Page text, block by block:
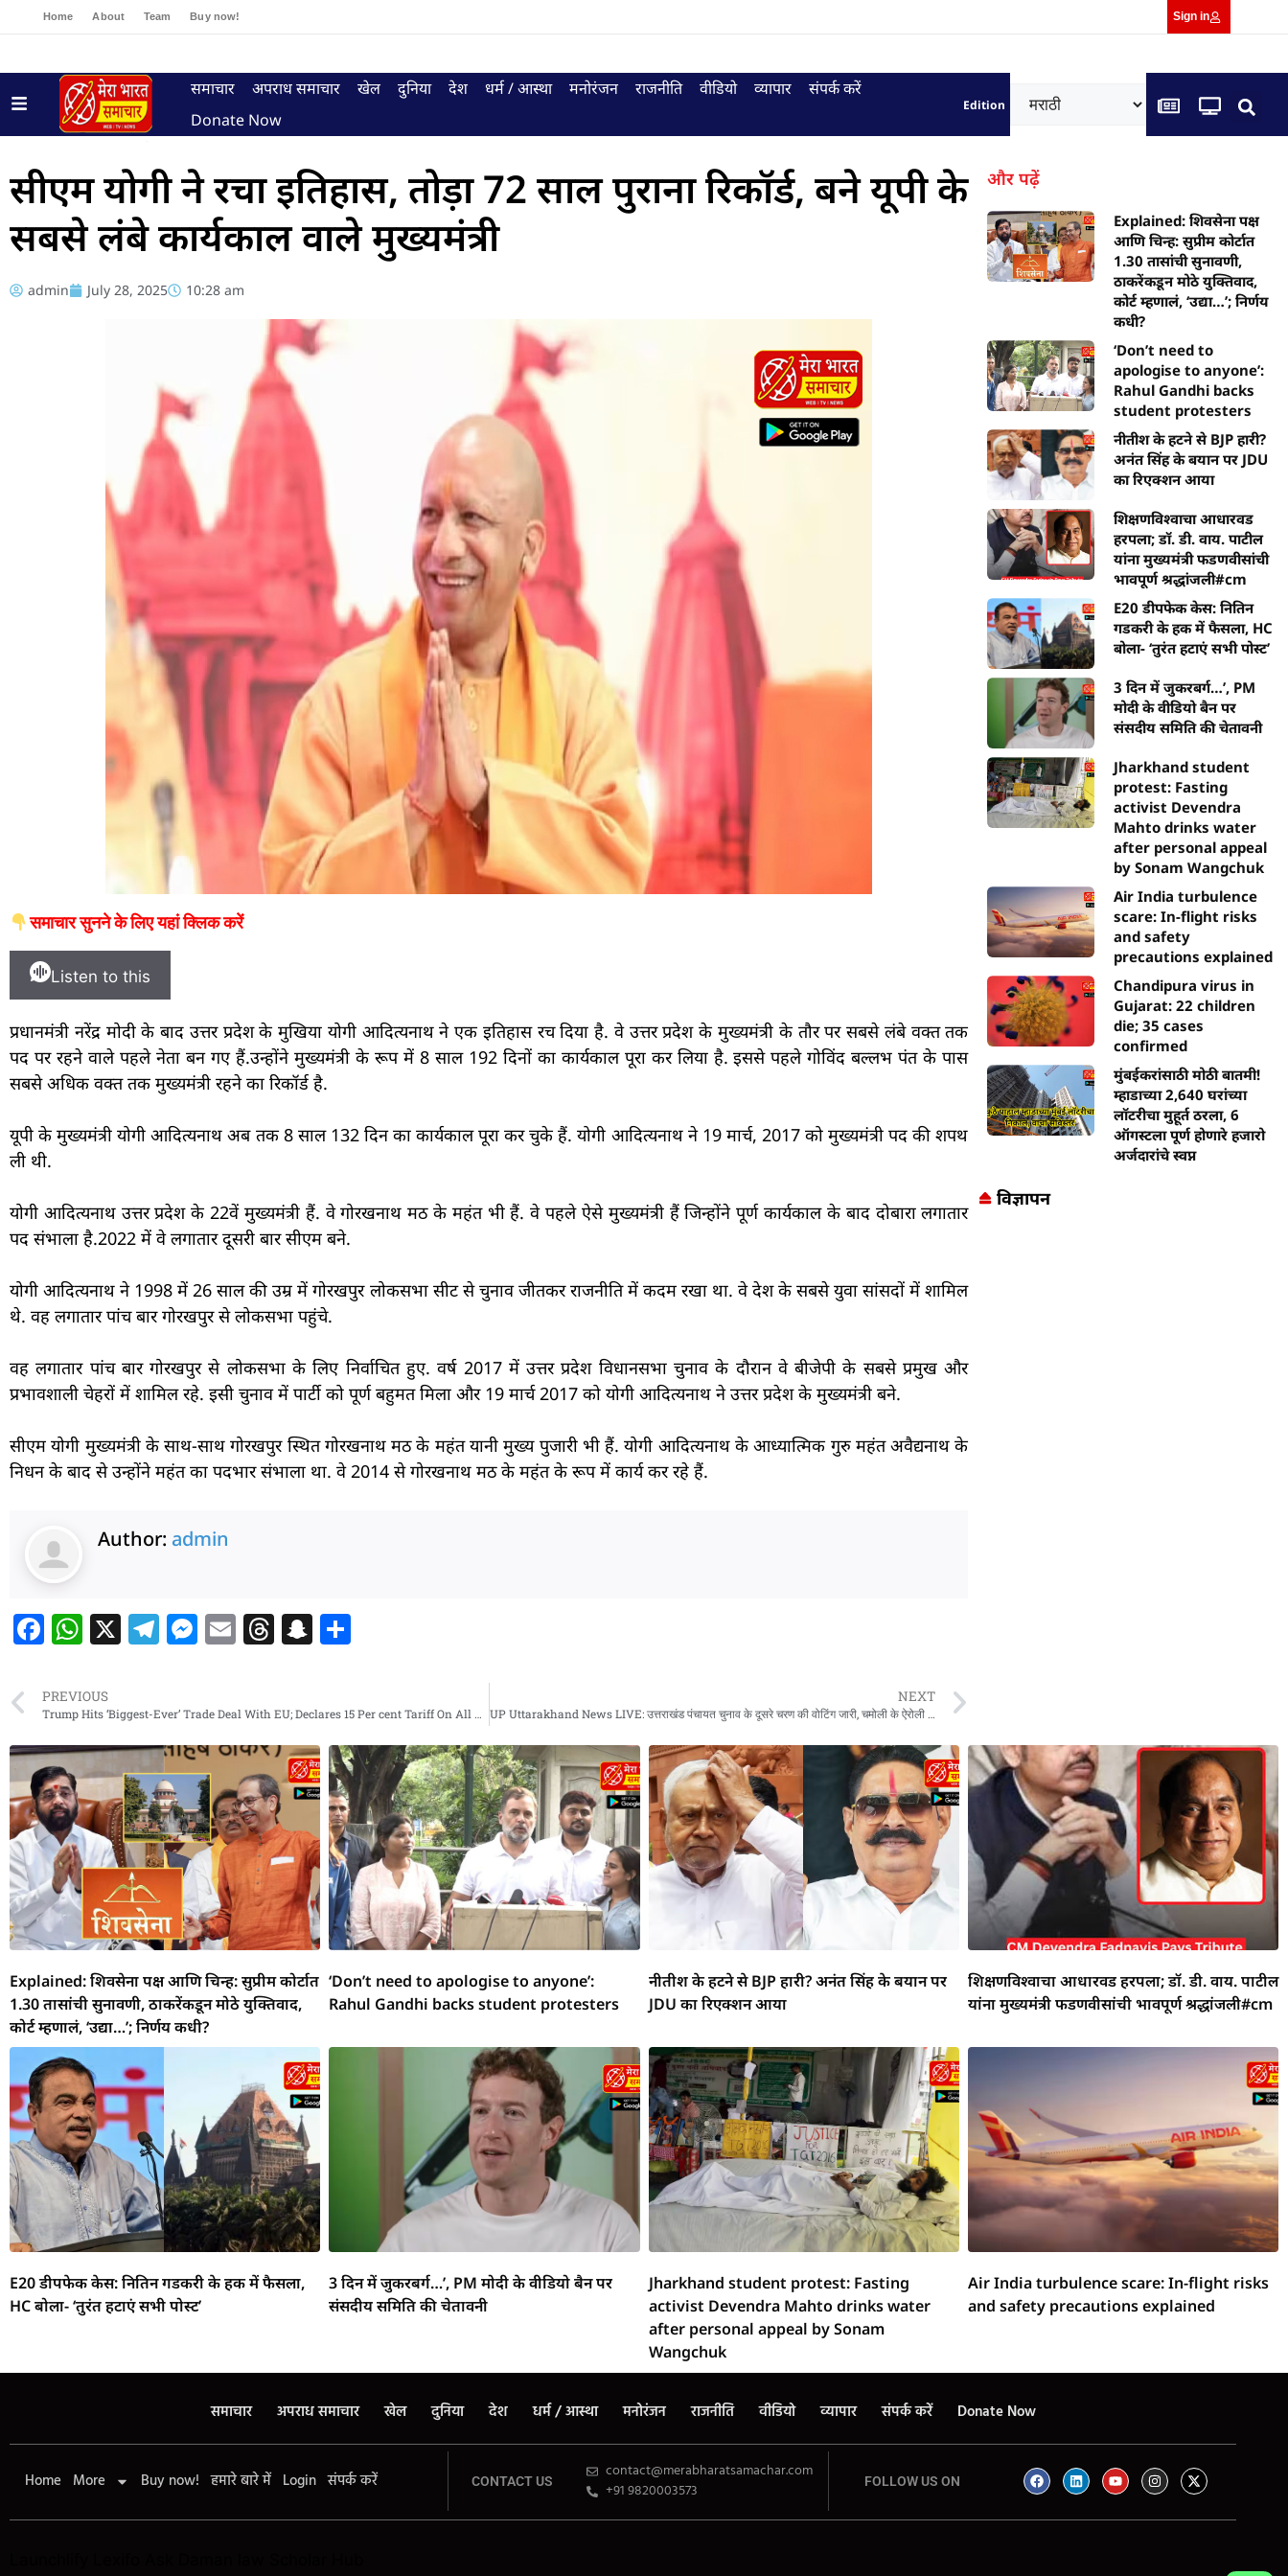
Home About Team Buy now! Sign in
समाचार अपराध समाचार खेल दुनिया देश धर्म / आस्था मनोरंजन राजनीति वीडियो व्यापार
संपर्क करें
Donate Now
Edition
सीएम योगी ने रचा इतिहास, तोड़ा 72 साल पुराना रिकॉर्ड, बने यूपी के
सबसे लंबे कार्यकाल वाले मुख्यमंत्री
admin July 28, 2025 10:28 am
समाचार सुनने के लिए यहां क्लिक करें
Listen to this
प्रधानमंत्री नरेंद्र मोदी के बाद उत्तर प्रदेश के मुखिया योगी आदित्यनाथ ने एक इतिहास रच दिया है. वे उत्तर प्रदेश के मुख्यमंत्री के तौर पर सबसे लंबे वक्त तक
पद पर रहने वाले पहले नेता बन गए हैं.उन्होंने मुख्यमंत्री के रूप में 8 साल 192 दिनों का कार्यकाल पूरा कर लिया है. इससे पहले गोविंद बल्लभ पंत के पास
सबसे अधिक वक्त तक मुख्यमंत्री रहने का रिकॉर्ड है.
यूपी के मुख्‍यमंत्री योगी आदित्‍यनाथ अब तक 8 साल 132 दिन का कार्यकाल पूरा कर चुके हैं. योगी आदित्यनाथ ने 19 मार्च, 2017 को मुख्यमंत्री पद की शपथ
ली थी.
योगी आदित्यनाथ उत्तर प्रदेश के 22वें मुख्यमंत्री हैं. वे गोरखनाथ मठ के महंत भी हैं. वे पहले ऐसे मुख्यमंत्री हैं जिन्होंने पूर्ण कार्यकाल के बाद दोबारा लगातार
पद संभाला है.2022 में वे लगातार दूसरी बार सीएम बने.
योगी आदित्यनाथ ने 1998 में 26 साल की उम्र में गोरखपुर लोकसभा सीट से चुनाव जीतकर राजनीति में कदम रखा था. वे देश के सबसे युवा सांसदों में शामिल
थे. वह लगातार पांच बार गोरखपुर से लोकसभा पहुंचे.
वह लगातार पांच बार गोरखपुर से लोकसभा के लिए निर्वाचित हुए. वर्ष 2017 में उत्तर प्रदेश विधानसभा चुनाव के दौरान वे बीजेपी के सबसे प्रमुख और
प्रभावशाली चेहरों में शामिल रहे. इसी चुनाव में पार्टी को पूर्ण बहुमत मिला और 19 मार्च 2017 को योगी आदित्यनाथ ने उत्तर प्रदेश के मुख्यमंत्री बने.
सीएम योगी मुख्यमंत्री के साथ-साथ गोरखपुर स्थित गोरखनाथ मठ के महंत यानी मुख्य पुजारी भी हैं. योगी आदित्यनाथ के आध्यात्मिक गुरु महंत अवैद्यनाथ के
निधन के बाद से उन्होंने महंत का पदभार संभाला था. वे 2014 से गोरखनाथ मठ के महंत के रूप में कार्य कर रहे हैं.
Author: admin
F
c
e
b
o
o
k
W
at
s
A
p
p
X T
g
ra
m
M
e
n
g
er
E
l
T
a
d
s
S
p
c
h
at
e
PREVIOUS
Trump Hits ‘Biggest-Ever’ Trade Deal With EU; Declares 15 Per cent Tariff On All Goods
NEXT
UP Uttarakhand News LIVE: उत्तराखंड पंचायत चुनाव के दूसरे चरण की वोटिंग जारी, चमोली के ऐरोली गाँव की 106 साल की दादी ने मतदान किया
और पढ़ें
Explained: शिवसेना पक्ष
आणि चिन्ह: सुप्रीम कोर्टात
1.30 तासांची सुनावणी,
ठाकरेंकडून मोठे युक्तिवाद,
कोर्ट म्हणालं, ‘उद्या…’; निर्णय
कधी?
‘Don’t need to
apologise to anyone’:
Rahul Gandhi backs
student protesters
नीतीश के हटने से BJP हारी?
अनंत सिंह के बयान पर JDU
का रिएक्शन आया
शिक्षणविश्वाचा आधारवड
हरपला; डॉ. डी. वाय. पाटील
यांना मुख्यमंत्री फडणवीसांची
भावपूर्ण श्रद्धांजली#cm
E20 डीपफेक केस: नितिन
गडकरी के हक में फैसला, HC
बोला- ‘तुरंत हटाएं सभी पोस्ट’
3 दिन में जुकरबर्ग…’, PM
मोदी के वीडियो बैन पर
संसदीय समिति की चेतावनी
Jharkhand student
protest: Fasting
activist Devendra
Mahto drinks water
after personal appeal
by Sonam Wangchuk
Air India turbulence
scare: In-flight risks
and safety
precautions explained
Chandipura virus in
Gujarat: 22 children
die; 35 cases
confirmed
मुंबईकरांसाठी मोठी बातमी!
म्हाडाच्या 2,640 घरांच्या
लॉटरीचा मुहूर्त ठरला, 6
ऑगस्टला पूर्ण होणारे हजारो
अर्जदारांचे स्वप्न
विज्ञापन
Explained: शिवसेना पक्ष आणि चिन्ह: सुप्रीम कोर्टात
1.30 तासांची सुनावणी, ठाकरेंकडून मोठे युक्तिवाद,
कोर्ट म्हणालं, ‘उद्या…’; निर्णय कधी?
‘Don’t need to apologise to anyone’:
Rahul Gandhi backs student protesters
नीतीश के हटने से BJP हारी? अनंत सिंह के बयान पर
JDU का रिएक्शन आया
शिक्षणविश्वाचा आधारवड हरपला; डॉ. डी. वाय. पाटील
यांना मुख्यमंत्री फडणवीसांची भावपूर्ण श्रद्धांजली#cm
E20 डीपफेक केस: नितिन गडकरी के हक में फैसला,
HC बोला- ‘तुरंत हटाएं सभी पोस्ट’
3 दिन में जुकरबर्ग…’, PM मोदी के वीडियो बैन पर
संसदीय समिति की चेतावनी
Jharkhand student protest: Fasting
activist Devendra Mahto drinks water
after personal appeal by Sonam
Wangchuk
Air India turbulence scare: In-flight risks
and safety precautions explained
समाचार अपराध समाचार खेल दुनिया देश धर्म / आस्था मनोरंजन राजनीति वीडियो व्यापार संपर्क करें Donate Now
Home More Buy now! हमारे बारे में Login संपर्क करें CONTACT US
contact@merabharatsamachar.com
+91 9820003573
FOLLOW US ON